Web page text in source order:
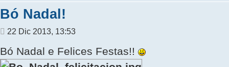
Bó Nadal!
Mensaje
22 Dic 2013, 13:53
Bó Nadal e Felices Festas!!